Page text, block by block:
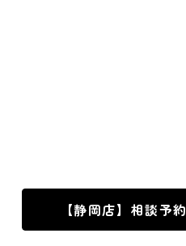
【静岡店】相談予約